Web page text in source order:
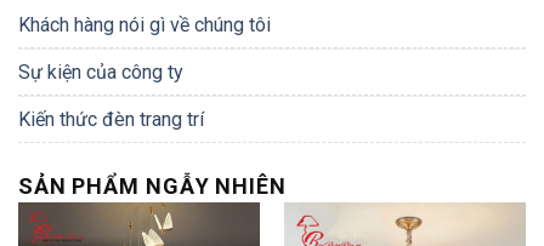
Khách hàng nói gì về chúng tôi
Sự kiện của công ty
Kiến thức đèn trang trí
SẢN PHẨM NGẪY NHIÊN